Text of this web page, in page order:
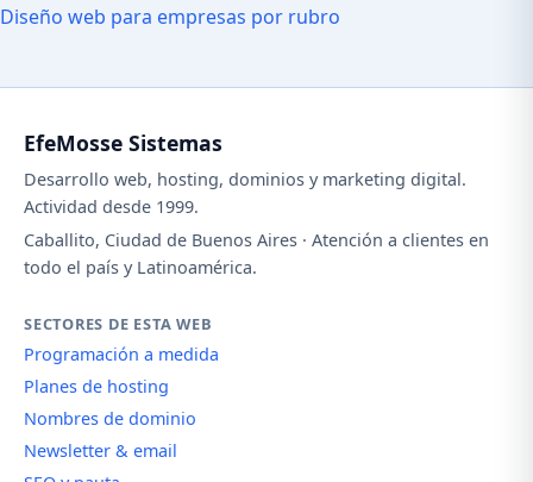
Diseño web para empresas por rubro
EfeMosse Sistemas
Desarrollo web, hosting, dominios y marketing digital.
Actividad desde 1999.
Caballito, Ciudad de Buenos Aires · Atención a clientes en
todo el país y Latinoamérica.
SECTORES DE ESTA WEB
Programación a medida
Planes de hosting
Nombres de dominio
Newsletter & email